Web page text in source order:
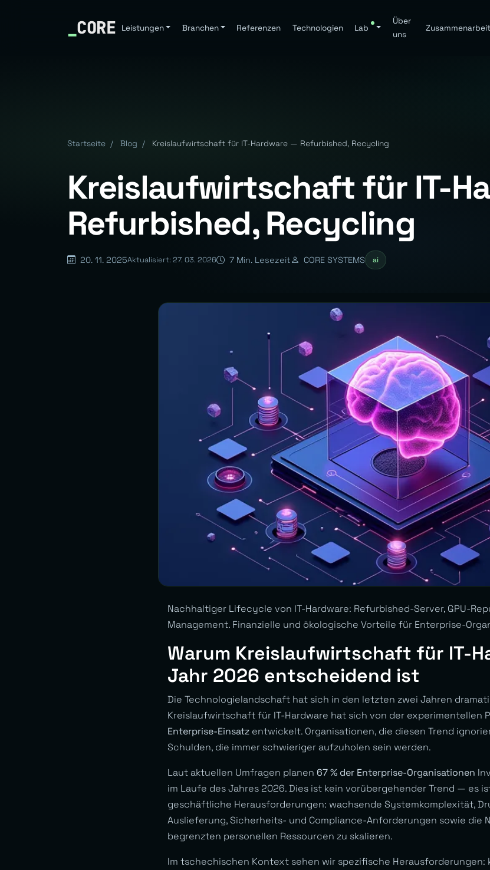
_CORE Leistungen Branchen Referenzen Technologien Lab
Über
uns
Zusammenarbeit
Startseite / Blog / Kreislaufwirtschaft für IT-Hardware — Refurbished, Recycling
Kreislaufwirtschaft für IT-
Refurbished, Recycling
20. 11. 2025Aktualisiert: 27. 03. 2026 7 Min. Lesezeit CORE SYSTEMS ai
Nachhaltiger Lifecycle von IT-Hardware: Refurbished-Server, GPU-
Management. Finanzielle und ökologische Vorteile für Enterprise-
Warum Kreislaufwirtschaft für IT-
Jahr 2026 entscheidend ist
Die Technologielandschaft hat sich in den letzten zwei Jahren
Kreislaufwirtschaft für IT-Hardware hat sich von der experimentellen
Enterprise-Einsatz entwickelt. Organisationen, die diesen Trend
Schulden, die immer schwieriger aufzuholen sein werden.
Laut aktuellen Umfragen planen 67 % der Enterprise-Organisationen
im Laufe des Jahres 2026. Dies ist kein vorübergehender Trend — es
geschäftliche Herausforderungen: wachsende Systemkomplexität,
Auslieferung, Sicherheits- und Compliance-Anforderungen sowie die
begrenzten personellen Ressourcen zu skalieren.
Im tschechischen Kontext sehen wir spezifische Herausforderungen: